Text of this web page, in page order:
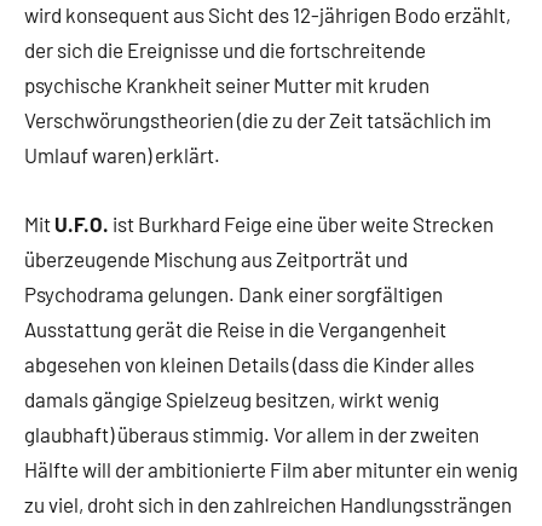
wird konsequent aus Sicht des 12-jährigen Bodo erzählt,
der sich die Ereignisse und die fortschreitende
psychische Krankheit seiner Mutter mit kruden
Verschwörungstheorien (die zu der Zeit tatsächlich im
Umlauf waren) erklärt.
Mit U.F.O. ist Burkhard Feige eine über weite Strecken
überzeugende Mischung aus Zeitporträt und
Psychodrama gelungen. Dank einer sorgfältigen
Ausstattung gerät die Reise in die Vergangenheit
abgesehen von kleinen Details (dass die Kinder alles
damals gängige Spielzeug besitzen, wirkt wenig
glaubhaft) überaus stimmig. Vor allem in der zweiten
Hälfte will der ambitionierte Film aber mitunter ein wenig
zu viel, droht sich in den zahlreichen Handlungssträngen